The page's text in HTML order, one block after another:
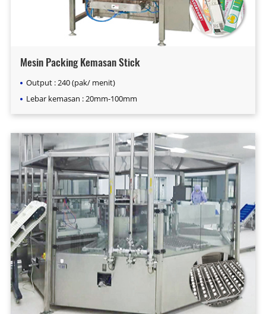
Mesin Packing Kemasan Stick
Output : 240 (pak/ menit)
Lebar kemasan : 20mm-100mm